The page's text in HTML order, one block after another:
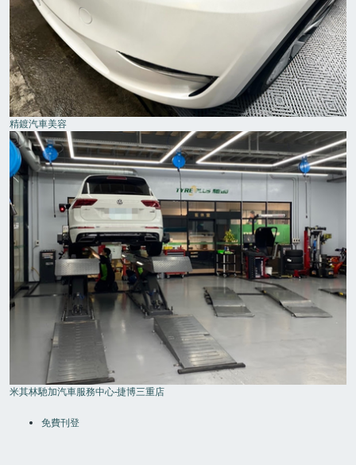
精鍍汽車美容
米其林馳加汽車服務中心-捷博三重店
MENU免費刊登